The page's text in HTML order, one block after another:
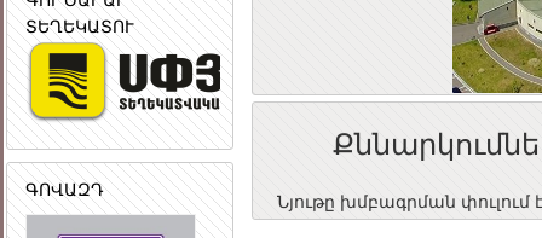
ՏԵՂԵԿԱՏՈՒ
ԳՈՎԱԶԴ
Նյութը խմբագրման փուլում է